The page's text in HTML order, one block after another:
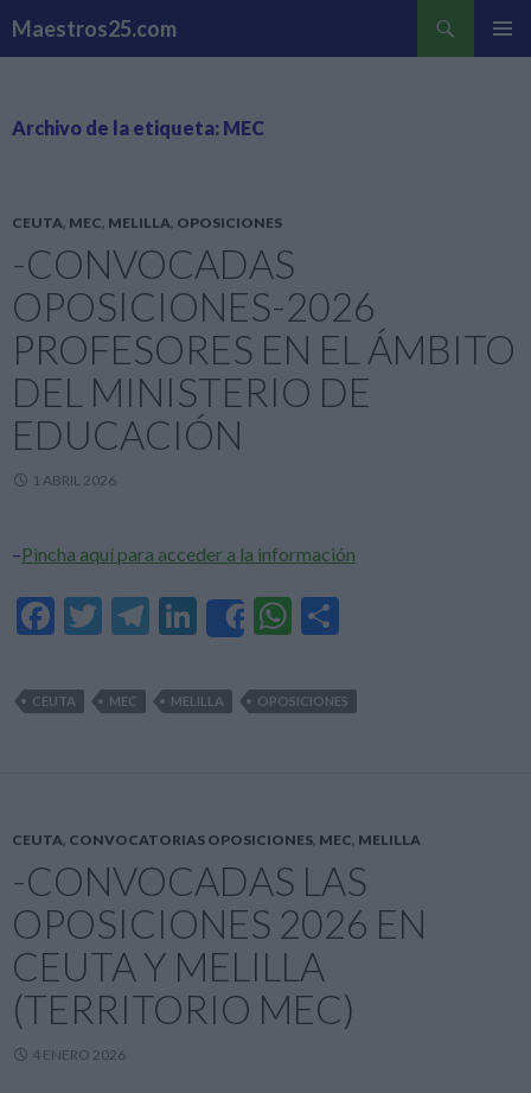
Maestros25.com
Archivo de la etiqueta: MEC
CEUTA, MEC, MELILLA, OPOSICIONES
-CONVOCADAS
OPOSICIONES-2026
PROFESORES EN EL ÁMBITO
DEL MINISTERIO DE
EDUCACIÓN
1 ABRIL 2026
–Pincha aquí para acceder a la información
F
e
b
k
T
itt
er
T
e
gr
Li
n
ke
dI
Share
W
at
s
p
m
p
r
CEUTA MEC MELILLA OPOSICIONES
CEUTA, CONVOCATORIAS OPOSICIONES, MEC, MELILLA
-CONVOCADAS LAS
OPOSICIONES 2026 EN
CEUTA Y MELILLA
(TERRITORIO MEC)
4 ENERO 2026